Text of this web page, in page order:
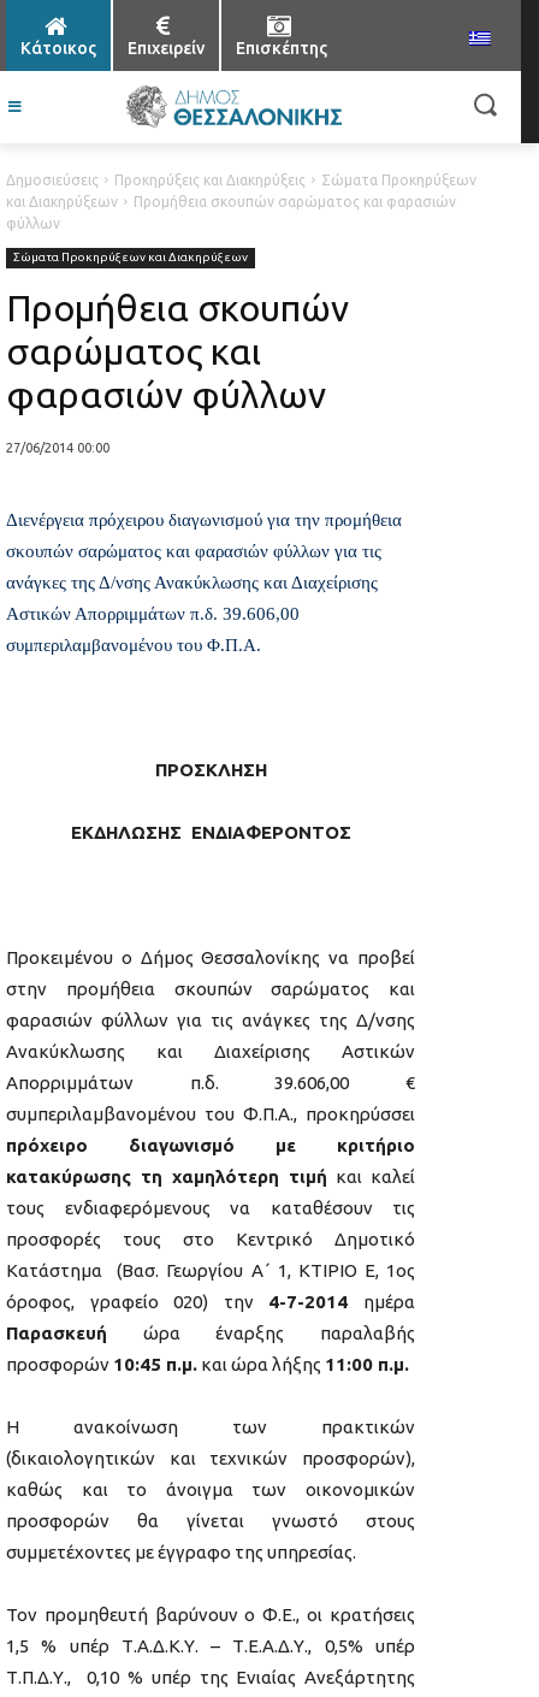
Κάτοικος Επιχειρείν Επισκέπτης
Δημοσιεύσεις Προκηρύξεις και Διακηρύξεις
Σώματα Προκηρύξεων
και Διακηρύξεων
Προμήθεια σκουπών σαρώματος και φαρασιών
φύλλων
Σώματα Προκηρύξεων και Διακηρύξεων
Προμήθεια σκουπών
σαρώματος και
φαρασιών φύλλων
27/06/2014 00:00
Διενέργεια πρόχειρου διαγωνισμού για την προμήθεια
σκουπών σαρώματος και φαρασιών φύλλων για τις
ανάγκες της Δ/νσης Ανακύκλωσης και Διαχείρισης
Αστικών Απορριμμάτων π.δ. 39.606,00 
συμπεριλαμβανομένου του Φ.Π.Α.
ΠΡΟΣΚΛΗΣΗ
ΕΚΔΗΛΩΣΗΣ ΕΝΔΙΑΦΕΡΟΝΤΟΣ
Προκειμένου ο Δήμος Θεσσαλονίκης να προβεί
στην προμήθεια σκουπών σαρώματος και
φαρασιών φύλλων για τις ανάγκες της Δ/νσης
Ανακύκλωσης και Διαχείρισης Αστικών
Απορριμμάτων π.δ. 39.606,00 €
συμπεριλαμβανομένου του Φ.Π.Α., προκηρύσσει
πρόχειρο διαγωνισμό με κριτήριο
κατακύρωσης τη χαμηλότερη τιμή και καλεί
τους ενδιαφερόμενους να καταθέσουν τις
προσφορές τους στο Κεντρικό Δημοτικό
Κατάστημα (Βασ. Γεωργίου Α΄ 1, ΚΤΙΡΙΟ Ε, 1ος
όροφος, γραφείο 020) την 4-7-2014 ημέρα
Παρασκευή ώρα έναρξης παραλαβής
προσφορών 10:45 π.μ. και ώρα λήξης 11:00 π.μ.
Η ανακοίνωση των πρακτικών
(δικαιολογητικών και τεχνικών προσφορών),
καθώς και το άνοιγμα των οικονομικών
προσφορών θα γίνεται γνωστό στους
συμμετέχοντες με έγγραφο της υπηρεσίας.
Τον προμηθευτή βαρύνουν ο Φ.Ε., οι κρατήσεις
1,5 % υπέρ Τ.Α.Δ.Κ.Υ. – Τ.Ε.Α.Δ.Υ., 0,5% υπέρ
Τ.Π.Δ.Υ., 0,10 % υπέρ της Ενιαίας Ανεξάρτητης